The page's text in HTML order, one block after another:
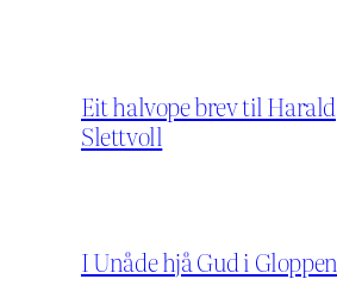
Eit halvope brev til Harald
Slettvoll
I Unåde hjå Gud i Gloppen